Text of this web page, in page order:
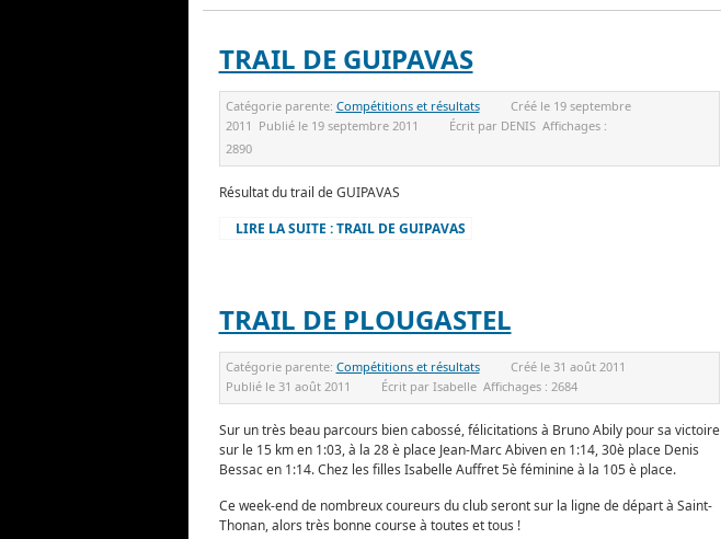
TRAIL DE GUIPAVAS
Catégorie parente: Compétitions et résultats Créé le 19 septembre
2011 Publié le 19 septembre 2011 Écrit par DENIS Affichages :
2890
Résultat du trail de GUIPAVAS
LIRE LA SUITE : TRAIL DE GUIPAVAS
TRAIL DE PLOUGASTEL
Catégorie parente: Compétitions et résultats Créé le 31 août 2011
Publié le 31 août 2011 Écrit par Isabelle Affichages : 2684
Sur un très beau parcours bien cabossé, félicitations à Bruno Abily pour sa victoire
sur le 15 km en 1:03, à la 28 è place Jean-Marc Abiven en 1:14, 30è place Denis
Bessac en 1:14. Chez les filles Isabelle Auffret 5è féminine à la 105 è place.
Ce week-end de nombreux coureurs du club seront sur la ligne de départ à Saint-
Thonan, alors très bonne course à toutes et tous !